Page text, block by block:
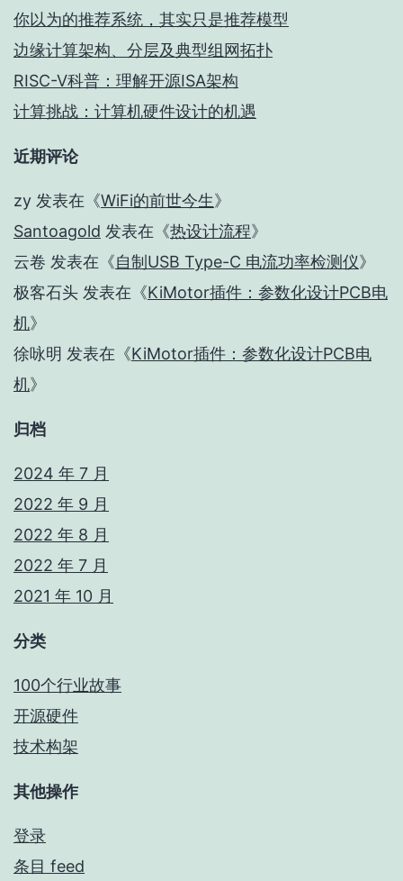
你以为的推荐系统，其实只是推荐模型
边缘计算架构、分层及典型组网拓扑
RISC-V科普：理解开源ISA架构
计算挑战：计算机硬件设计的机遇
近期评论
zy 发表在《WiFi的前世今生》
Santoagold 发表在《热设计流程》
云卷 发表在《自制USB Type-C 电流功率检测仪》
极客石头 发表在《KiMotor插件：参数化设计PCB电
机》
徐咏明 发表在《KiMotor插件：参数化设计PCB电
机》
归档
2024 年 7 月
2022 年 9 月
2022 年 8 月
2022 年 7 月
2021 年 10 月
分类
100个行业故事
开源硬件
技术构架
其他操作
登录
条目 feed